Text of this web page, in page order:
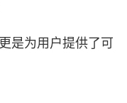
是为用户提供了可